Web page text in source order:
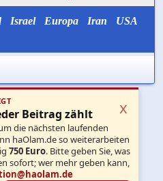
Israel Europa Iran
USA
Beitrag zählt
die nächsten laufenden
haOlam.de so weiterarbeiten
750 Euro. Bitte geben Sie, was
sofort; wer mehr geben kann,
x